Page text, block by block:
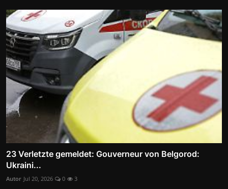
23 Verletzte gemeldet: Gouverneur von Belgorod:
Ukraini...
Autor Jul 20, 2026 0 3